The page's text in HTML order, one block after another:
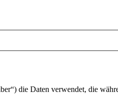
die Daten verwendet, die